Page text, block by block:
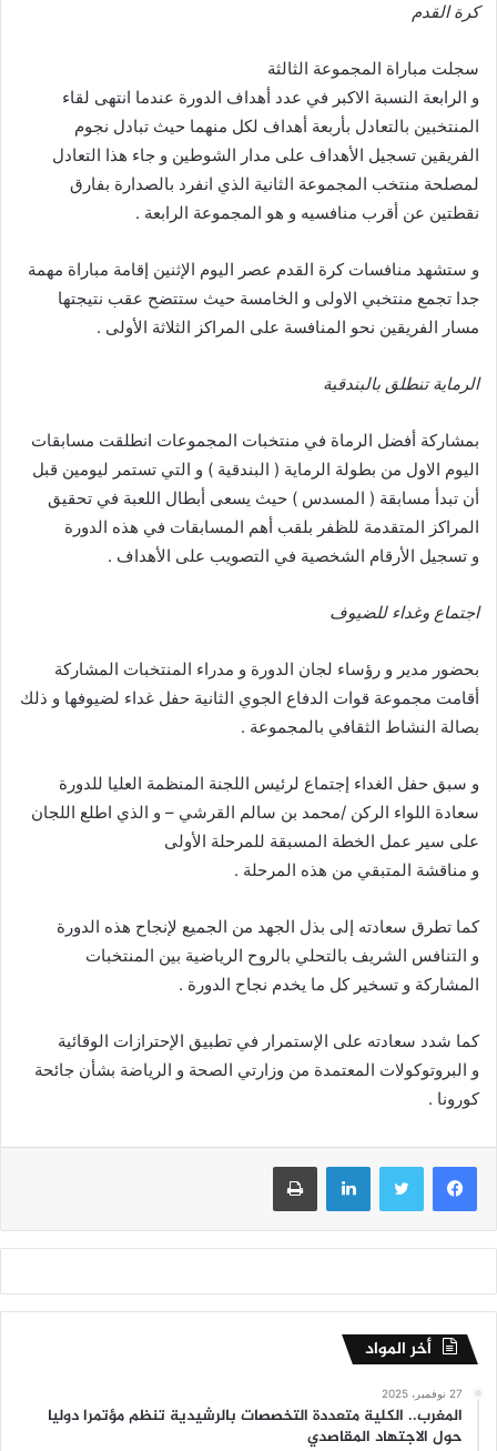
كرة القدم
سجلت مباراة المجموعة الثالثة
و الرابعة النسبة الاكبر في عدد أهداف الدورة عندما انتهى لقاء
المنتخبين بالتعادل بأربعة أهداف لكل منهما حيث تبادل نجوم
الفريقين تسجيل الأهداف على مدار الشوطين و جاء هذا التعادل
لمصلحة منتخب المجموعة الثانية الذي انفرد بالصدارة بفارق
نقطتين عن أقرب منافسيه و هو المجموعة الرابعة .
و ستشهد منافسات كرة القدم عصر اليوم الإثنين إقامة مباراة مهمة
جدا تجمع منتخبي الاولى و الخامسة حيث ستتضح عقب نتيجتها
مسار الفريقين نحو المنافسة على المراكز الثلاثة الأولى .
الرماية تنطلق بالبندقية
بمشاركة أفضل الرماة في منتخبات المجموعات انطلقت مسابقات
اليوم الاول من بطولة الرماية ( البندقية ) و التي تستمر ليومين قبل
أن تبدأ مسابقة ( المسدس ) حيث يسعى أبطال اللعبة في تحقيق
المراكز المتقدمة للظفر بلقب أهم المسابقات في هذه الدورة
و تسجيل الأرقام الشخصية في التصويب على الأهداف .
اجتماع وغداء للضيوف
بحضور مدير و رؤساء لجان الدورة و مدراء المنتخبات المشاركة
أقامت مجموعة قوات الدفاع الجوي الثانية حفل غداء لضيوفها و ذلك
بصالة النشاط الثقافي بالمجموعة .
و سبق حفل الغداء إجتماع لرئيس اللجنة المنظمة العليا للدورة
سعادة اللواء الركن /محمد بن سالم القرشي – و الذي اطلع اللجان
على سير عمل الخطة المسبقة للمرحلة الأولى
و مناقشة المتبقي من هذه المرحلة .
كما تطرق سعادته إلى بذل الجهد من الجميع لإنجاح هذه الدورة
و التنافس الشريف بالتحلي بالروح الرياضية بين المنتخبات
المشاركة و تسخير كل ما يخدم نجاح الدورة .
كما شدد سعادته على الإستمرار في تطبيق الإحترازات الوقائية
و البروتوكولات المعتمدة من وزارتي الصحة و الرياضة بشأن جائحة
كورونا .
فيسبوك تويتر لينكدإن طباعة
أخر المواد
27 نوفمبر، 2025
المغرب.. الكلية متعددة التخصصات بالرشيدية تنظم مؤتمرا دوليا
حول الاجتهاد المقاصدي